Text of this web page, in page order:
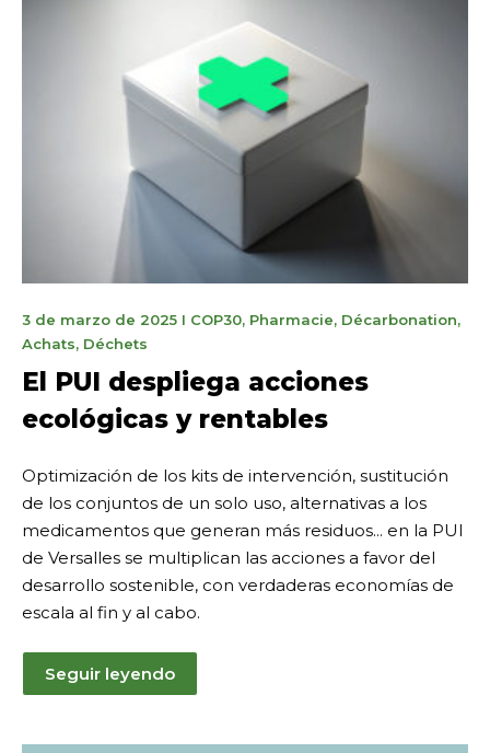
3 de marzo de 202519
2025
I COP30, Pharmacie, Décarbonation,
Achats, Déchets
El PUI despliega acciones
ecológicas y rentables
Optimización de los kits de intervención, sustitución
de los conjuntos de un solo uso, alternativas a los
medicamentos que generan más residuos... en la PUI
de Versalles se multiplican las acciones a favor del
desarrollo sostenible, con verdaderas economías de
escala al fin y al cabo.
Seguir leyendo